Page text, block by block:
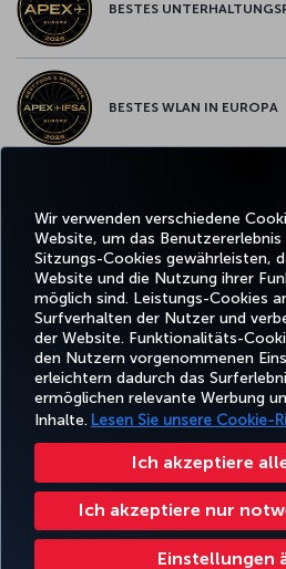
Wir verwenden verschiedene
Website, um das
Sitzungs-Cookies gewährleisten,
Website und die Nutzung ihrer
möglich sind. Leistungs-Cookies
Surfverhalten der Nutzer und
der Website. Funktionalitäts-
den Nutzern vorgenommenen
erleichtern dadurch das
ermöglichen relevante Werbung
Inhalte. Lesen Sie unsere Cookie-
Ich akzeptiere
Ich akzeptiere nur
Einstellungen
BESTES
BESTES WLAN IN EUROPA
Facebook
TwitterInstagram
BUCHEN
UND
VERWALTEN
ERLEBNIS
ANGEBOTE
UND
REISEZIELE
Barrierefreiheit Impressum Datenschutz- und
Fluggastrechte Cookie-Einstellungen ändern
49 69 86 799 849
Turkish Airlines Copyright © 1996–2025 Die Turkish Airlines
Bank S.A. gemäß einer Lizenz von Mastercard International
in Fremdwährungen verwendet wird, enthält einen Aufschlag.
gemäß dem Preisverzeichnis